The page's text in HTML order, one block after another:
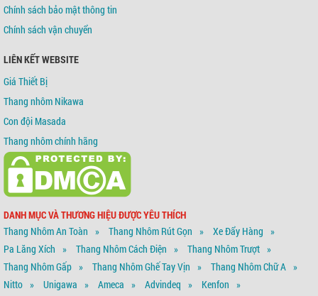
Chính sách bảo mật thông tin
Chính sách vận chuyển
LIÊN KẾT WEBSITE
Giá Thiết Bị
Thang nhôm Nikawa
Con đội Masada
Thang nhôm chính hãng
DANH MỤC VÀ THƯƠNG HIỆU ĐƯỢC YÊU THÍCH
Thang Nhôm An Toàn
Thang Nhôm Rút Gọn
Xe Đẩy Hàng
Pa Lăng Xích
Thang Nhôm Cách Điện
Thang Nhôm Trượt
Thang Nhôm Gấp
Thang Nhôm Ghế Tay Vịn
Thang Nhôm Chữ A
Nitto
Unigawa Ameca Advindeq
Kenfon